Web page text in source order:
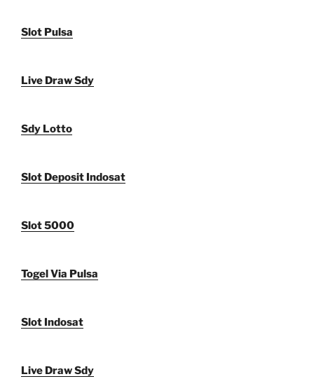
Slot Pulsa
Live Draw Sdy
Sdy Lotto
Slot Deposit Indosat
Slot 5000
Togel Via Pulsa
Slot Indosat
Live Draw Sdy